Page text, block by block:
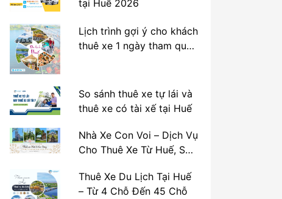
tại Huế 2026
Lịch trình gợi ý cho khách
thuê xe 1 ngày tham quan
So sánh thuê xe tự lái và
thuê xe có tài xế tại Huế
Nhà Xe Con Voi – Dịch Vụ
Cho Thuê Xe Từ Huế, Sân
La Vang
Thuê Xe Du Lịch Tại Huế
– Từ 4 Chỗ Đến 45 Chỗ